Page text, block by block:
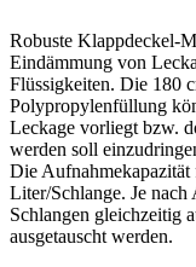
Robuste Klappdeckel-
Eindämmung von
Flüssigkeiten. Die 180
Polypropylenfüllung
Leckage vorliegt bzw.
werden soll
Die Aufnahmekapazität
Liter/Schlange. Je nach
Schlangen gleichzeitig
ausgetauscht werden.